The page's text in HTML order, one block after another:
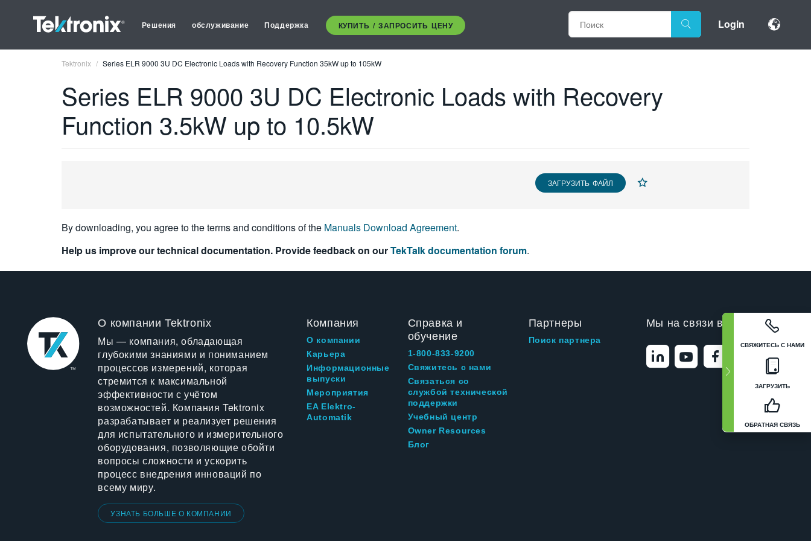
Решения обслуживание Поддержка КУПИТЬ / ЗАПРОСИТЬ ЦЕНУ Login
СВЯЖИТЕСЬ С НАМИ
ЗАГРУЗИТЬ
ОБРАТНАЯ СВЯЗЬ
Tektronix Series ELR 9000 3U DC Electronic Loads with Recovery Function 35kW up to 105kW
Series ELR 9000 3U DC Electronic Loads with Recovery
Function 3.5kW up to 10.5kW
ЗАГРУЗИТЬ ФАЙЛ
By downloading, you agree to the terms and conditions of the Manuals Download Agreement.
Help us improve our technical documentation. Provide feedback on ourTekTalk documentation forum.
О компании Tektronix
Мы — компания, обладающая
глубокими знаниями и пониманием
процессов измерений, которая
стремится к максимальной
эффективности с учётом
возможностей. Компания Tektronix
разрабатывает и реализует решения
для испытательного и измерительного
оборудования, позволяющие обойти
вопросы сложности и ускорить
процесс внедрения инноваций по
всему миру.
УЗНАТЬ БОЛЬШЕ О КОМПАНИИ
Компания
О компании
Карьера
Информационные
выпуски
Мероприятия
EA Elektro-
Automatik
Справка и
обучение
1-800-833-9200
Свяжитесь с нами
Связаться со
службой технической
поддержки
Учебный центр
Owner Resources
Блог
Партнеры
Поиск партнера
Мы на связи в